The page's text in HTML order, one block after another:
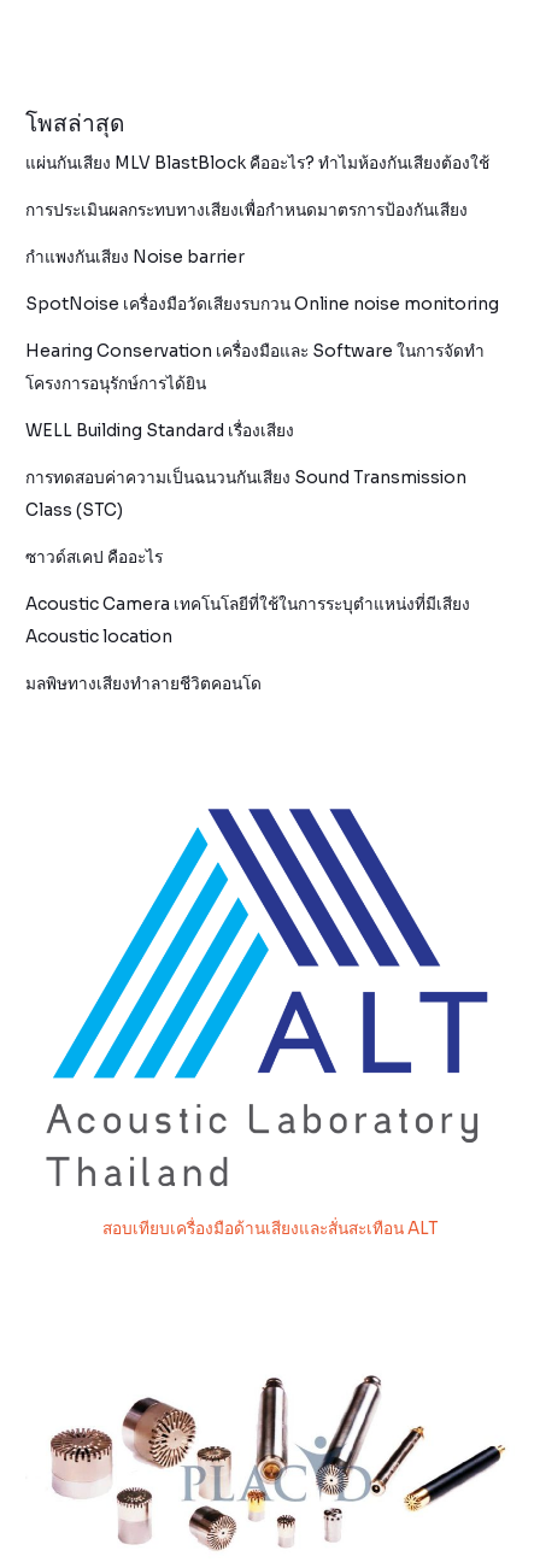
โพสล่าสุด
แผ่นกันเสียง MLV BlastBlock คืออะไร? ทำไมห้องกันเสียงต้องใช้
การประเมินผลกระทบทางเสียงเพื่อกำหนดมาตรการป้องกันเสียง
กำแพงกันเสียง Noise barrier
SpotNoise เครื่องมือวัดเสียงรบกวน Online noise monitoring
Hearing Conservation เครื่องมือและ Software ในการจัดทำ
โครงการอนุรักษ์การได้ยิน
WELL Building Standard เรื่องเสียง
การทดสอบค่าความเป็นฉนวนกันเสียง Sound Transmission
Class (STC)
ซาวด์สเคป คืออะไร
Acoustic Camera เทคโนโลยีที่ใช้ในการระบุตำแหน่งที่มีเสียง
Acoustic location
มลพิษทางเสียงทำลายชีวิตคอนโด
สอบเทียบเครื่องมือด้านเสียงและสั่นสะเทือน ALT